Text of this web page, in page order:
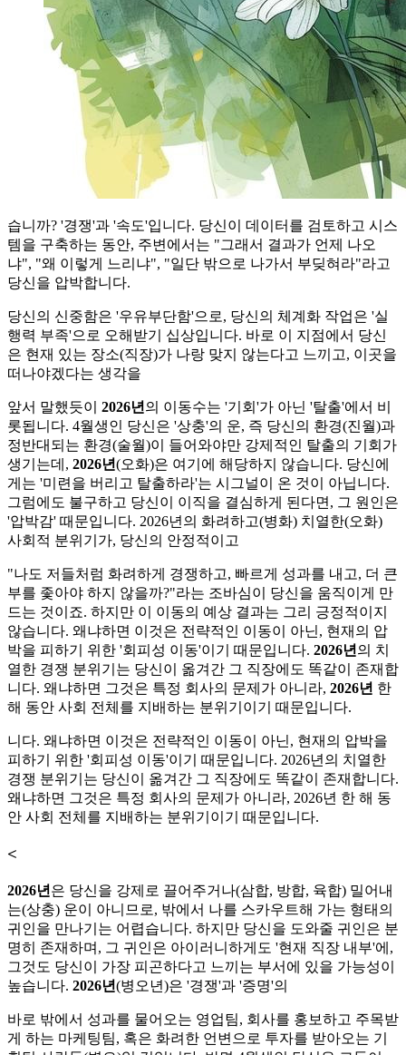
습니까? '경쟁'과 '속도'입니다. 당신이 데이터를 검토하고 시스
템을 구축하는 동안, 주변에서는 "그래서 결과가 언제 나오
냐", "왜 이렇게 느리냐", "일단 밖으로 나가서 부딪혀라"라고
당신을 압박합니다.
당신의 신중함은 '우유부단함'으로, 당신의 체계화 작업은 '실
행력 부족'으로 오해받기 십상입니다. 바로 이 지점에서 당신
은 현재 있는 장소(직장)가 나랑 맞지 않는다고 느끼고, 이곳을
떠나야겠다는 생각을
앞서 말했듯이 2026년 의 이동수는 '기회'가 아닌 '탈출'에서 비
롯됩니다. 4월생인 당신은 '상충'의 운, 즉 당신의 환경(진월)과
정반대되는 환경(술월)이 들어와야만 강제적인 탈출의 기회가
생기는데, 2026년(오화)은 여기에 해당하지 않습니다. 당신에
게는 '미련을 버리고 탈출하라'는 시그널이 온 것이 아닙니다.
그럼에도 불구하고 당신이 이직을 결심하게 된다면, 그 원인은
'압박감' 때문입니다. 2026년의 화려하고(병화) 치열한(오화)
사회적 분위기가, 당신의 안정적이고
"나도 저들처럼 화려하게 경쟁하고, 빠르게 성과를 내고, 더 큰
부를 좇아야 하지 않을까?"라는 조바심이 당신을 움직이게 만
드는 것이죠. 하지만 이 이동의 예상 결과는 그리 긍정적이지
않습니다. 왜냐하면 이것은 전략적인 이동이 아닌, 현재의 압
박을 피하기 위한 '회피성 이동'이기 때문입니다. 2026년 의 치
열한 경쟁 분위기는 당신이 옮겨간 그 직장에도 똑같이 존재합
니다. 왜냐하면 그것은 특정 회사의 문제가 아니라, 2026년 한
해 동안 사회 전체를 지배하는 분위기이기 때문입니다.
니다. 왜냐하면 이것은 전략적인 이동이 아닌, 현재의 압박을
피하기 위한 '회피성 이동'이기 때문입니다. 2026년의 치열한
경쟁 분위기는 당신이 옮겨간 그 직장에도 똑같이 존재합니다.
왜냐하면 그것은 특정 회사의 문제가 아니라, 2026년 한 해 동
안 사회 전체를 지배하는 분위기이기 때문입니다.
<
2026년 은 당신을 강제로 끌어주거나(삼합, 방합, 육합) 밀어내
는(상충) 운이 아니므로, 밖에서 나를 스카우트해 가는 형태의
귀인을 만나기는 어렵습니다. 하지만 당신을 도와줄 귀인은 분
명히 존재하며, 그 귀인은 아이러니하게도 '현재 직장 내부'에,
그것도 당신이 가장 피곤하다고 느끼는 부서에 있을 가능성이
높습니다. 2026년(병오년)은 '경쟁'과 '증명'의
바로 밖에서 성과를 물어오는 영업팀, 회사를 홍보하고 주목받
게 하는 마케팅팀, 혹은 화려한 언변으로 투자를 받아오는 기